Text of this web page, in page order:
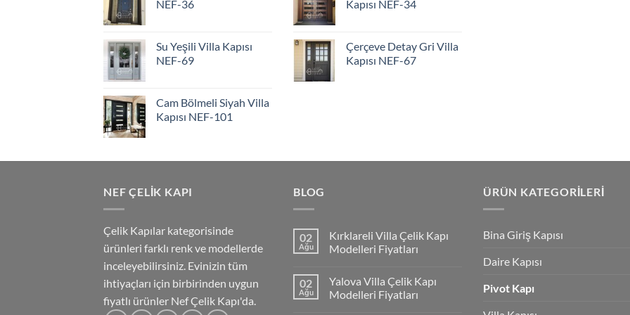
NEF-36
Su Yeşili Villa Kapısı
NEF-69
Cam Bölmeli Siyah Villa
Kapısı NEF-101
Kapısı NEF-34
Çerçeve Detay Gri Villa
Kapısı NEF-67
NEF ÇELIK KAPI
Çelik Kapılar kategorisinde
ürünleri farklı renk ve modellerde
inceleyebilirsiniz. Evinizin tüm
ihtiyaçları için birbirinden uygun
fiyatlı ürünler Nef Çelik Kapı'da.
BLOG
02
Ağu
Kırklareli Villa Çelik Kapı
Modelleri Fiyatları
02
Ağu
Yalova Villa Çelik Kapı
Modelleri Fiyatları
ÜRÜN KATEGORILERI
Bina Giriş Kapısı
Daire Kapısı
Pivot Kapı